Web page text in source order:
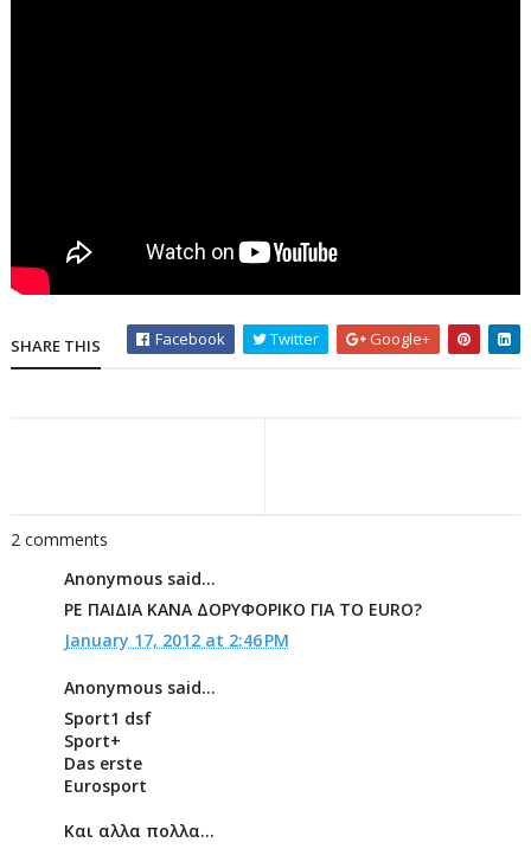
SHARE THIS Facebook Twitter Google+
2 comments
Anonymous said...
ΡΕ ΠΑΙΔΙΑ ΚΑΝΑ ΔΟΡΥΦΟΡΙΚΟ ΓΙΑ ΤΟ ΕURO?
January 17, 2012 at 2:46 PM
Anonymous said...
Sport1 dsf
Sport+
Das erste
Eurosport
Και αλλα πολλα...